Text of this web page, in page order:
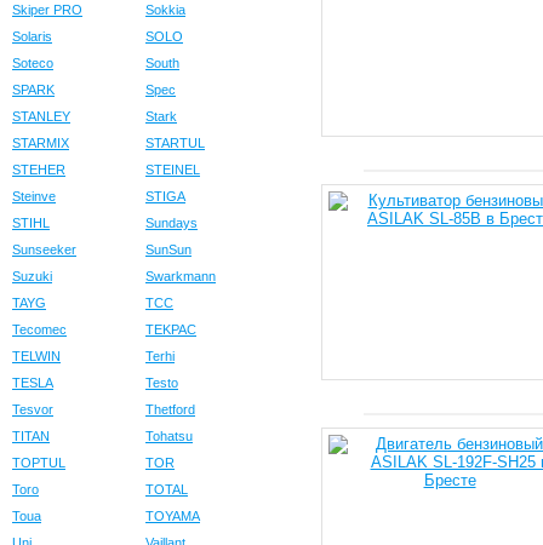
Skiper PRO
Sokkia
Solaris
SOLO
Soteco
South
SPARK
Spec
STANLEY
Stark
STARMIX
STARTUL
STEHER
STEINEL
Steinve
STIGA
STIHL
Sundays
Sunseeker
SunSun
Suzuki
Swarkmann
TAYG
TCC
Tecomec
TEKPAC
TELWIN
Terhi
TESLA
Testo
Tesvor
Thetford
TITAN
Tohatsu
TOPTUL
TOR
Toro
TOTAL
Toua
TOYAMA